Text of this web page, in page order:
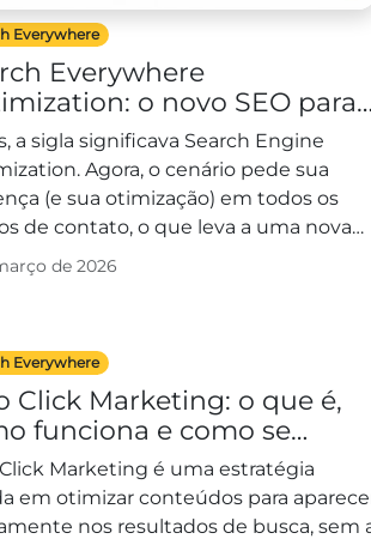
Everywhere
Everywhere
o novo SEO para
e além.
a sigla significava Search Engine
Agora, o cenário pede sua
(e sua otimização) em todos os
de contato, o que leva a uma nova
o...de 2026
Everywhere
Click Marketing: o que é,
funciona e como se
a essa nova tendência
Marketing é uma estratégia
em otimizar conteúdos para
nos resultados de busca, sem